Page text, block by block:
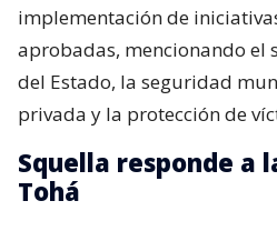
implementación de
aprobadas, mencionando el
del Estado, la seguridad
privada y la protección de
Squella responde a
Tohá